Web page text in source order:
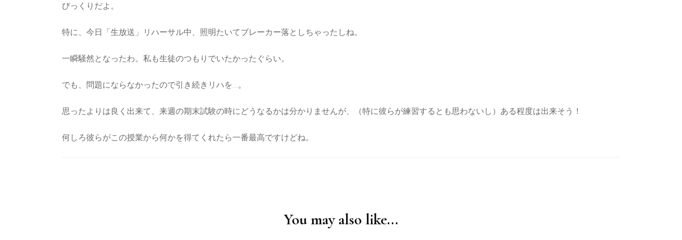
びっくりだよ。
特に、今日「生放送」リハーサル中、照明たいてブレーカー落としちゃったしね。
一瞬騒然となったわ。私も生徒のつもりでいたかったぐらい。
でも、問題にならなかったので引き続きリハを…。
思ったよりは良く出来て、来週の期末試験の時にどうなるかは分かりませんが、（特に彼らが練習するとも思わないし）ある程度は出来そう！
何しろ彼らがこの授業から何かを得てくれたら一番最高ですけどね。
You may also like...